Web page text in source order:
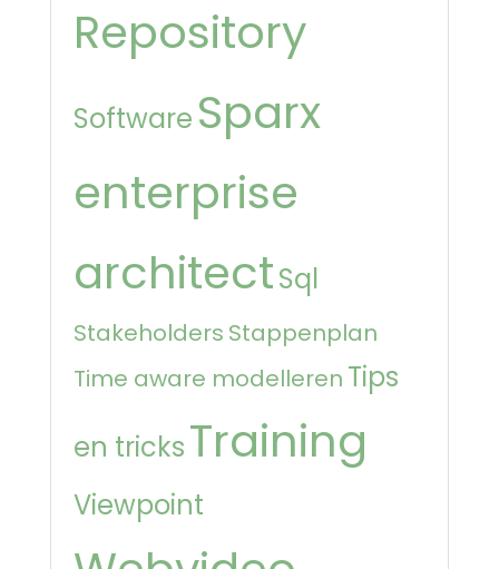
Repository
Software Sparx
enterprise
architectSql
Stakeholders Stappenplan
Time aware modelleren Tips
en tricksTraining
Viewpoint